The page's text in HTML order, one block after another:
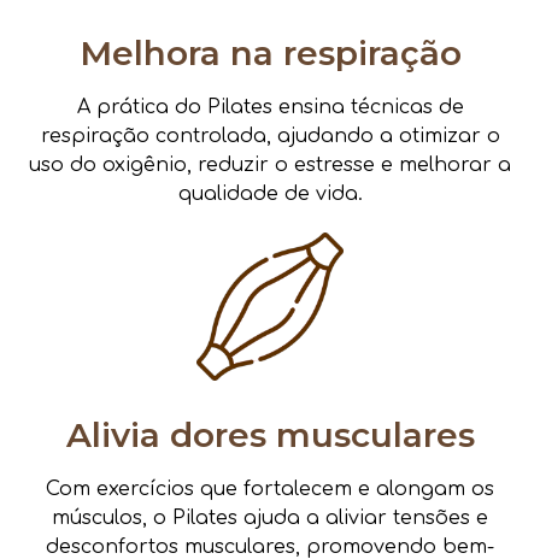
Melhora na respiração
A prática do Pilates ensina técnicas de
respiração controlada, ajudando a otimizar o
uso do oxigênio, reduzir o estresse e melhorar a
qualidade de vida.
Alivia dores musculares
Com exercícios que fortalecem e alongam os
músculos, o Pilates ajuda a aliviar tensões e
desconfortos musculares, promovendo bem-